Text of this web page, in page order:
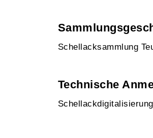
Schellacksammlung
Technische